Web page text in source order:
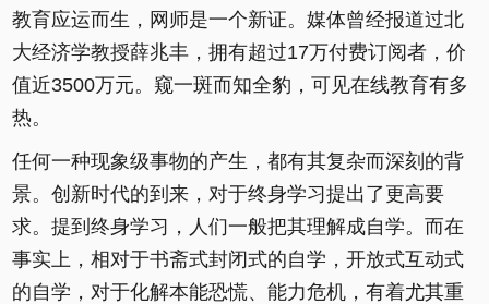
教育应运而生，网师是一个新证。媒体曾经报道过北
大经济学教授薛兆丰，拥有超过17万付费订阅者，价
值近3500万元。窥一斑而知全豹，可见在线教育有多
热。
任何一种现象级事物的产生，都有其复杂而深刻的背
景。创新时代的到来，对于终身学习提出了更高要
求。提到终身学习，人们一般把其理解成自学。而在
事实上，相对于书斋式封闭式的自学，开放式互动式
的自学，对于化解本能恐慌、能力危机，有着尤其重